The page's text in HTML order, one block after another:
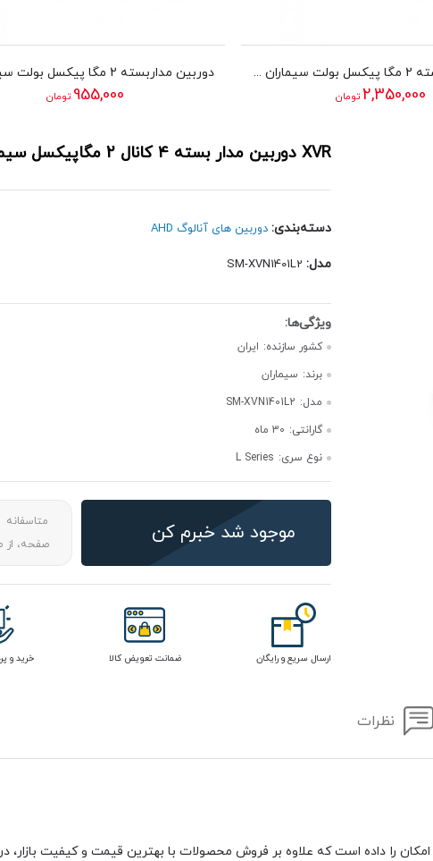
دوربین مداربسته 2 مگا پیکسل بولت سیماران مدل SM-AR4001
2,350,000تومان 955,000 تومان
XVR دوربین مدار بسته 4 کانال 2 مگاپیکسل سیماران مدل SM-XVN1401L2
دسته‌بندی: دوربین های آنالوگ AHD
مدل:
کشور سازنده: ایران
برند: سیماران
مدل: SM-XVN1401L2
گارانتی: 30 ماه
نوع سری: L Series
موجود شد خبرم کن
صفحه، از
ارسال سریع و رایگان ضمانت تعویض کالا خرید و
نظرات
را داده است که علاوه بر فروش محصولات با بهترین قیمت و کیفیت بازار،